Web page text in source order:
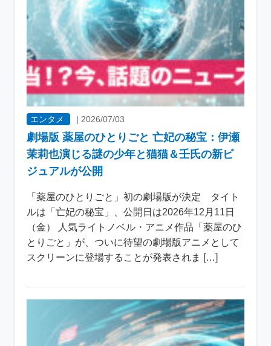
エンタメ | 2026/07/03
劇場版 薬屋のひとりごと 亡妃の秘宝：伊瀬
茉莉也演じる謎の少年と猫猫＆壬氏の新ビ
ジュアルが公開
「薬屋のひとりごと」初の劇場版が決定 タイト
ルは「亡妃の秘宝」、公開日は2026年12月11日
（金） 人気ライトノベル・アニメ作品「薬屋のひ
とりごと」が、ついに待望の劇場版アニメとして
スクリーンに登場することが発表されま […]